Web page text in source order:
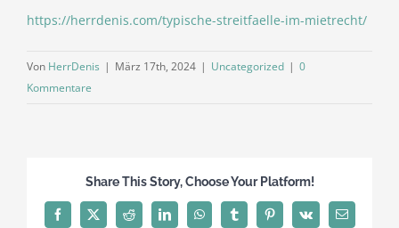
https://herrdenis.com/typische-streitfaelle-im-mietrecht/
Von HerrDenis | März 17th, 2024 | Uncategorized | 0
Kommentare
Share This Story, Choose Your Platform!
Facebook
X Reddit LinkedInWhatsAppTumblrPinterest
Vk
E-